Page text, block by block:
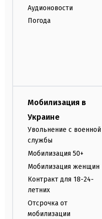
Аудионовости
Погода
Мобилизация в
Украине
Увольнение с военной
службы
Мобилизация 50+
Мобилизация женщин
Контракт для 18-24-
летних
Отсрочка от
мобилизации